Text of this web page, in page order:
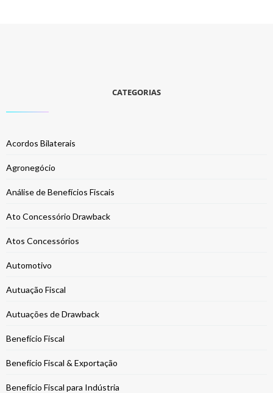
CATEGORIAS
Acordos Bilaterais
Agronegócio
Análise de Benefícios Fiscais
Ato Concessório Drawback
Atos Concessórios
Automotivo
Autuação Fiscal
Autuações de Drawback
Benefício Fiscal
Benefício Fiscal & Exportação
Benefício Fiscal para Indústria